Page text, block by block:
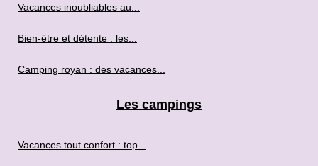
Vacances inoubliables au...
Bien-être et détente : les...
Camping royan : des vacances...
Les campings
Vacances tout confort : top...